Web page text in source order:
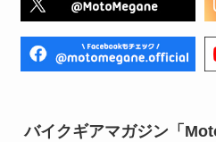
バイクギアマガジン「